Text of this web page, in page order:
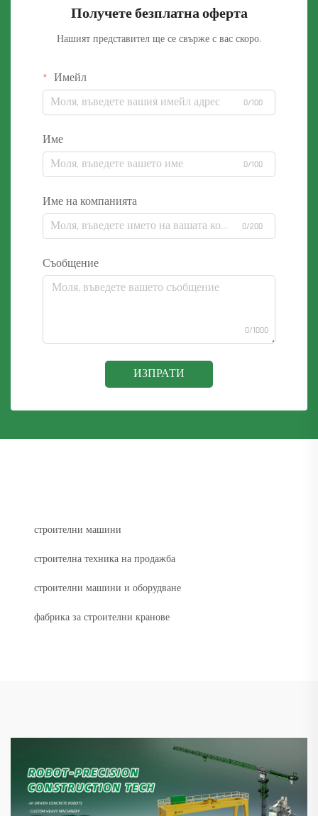
Получете безплатна оферта
Нашият представител ще се свърже с вас скоро.
Имейл
0/100
Име
0/100
Име на компанията
0/200
Съобщение
0/1000
ИЗПРАТИ
строителни машини
строителна техника на продажба
строителни машини и оборудване
фабрика за строителни кранове